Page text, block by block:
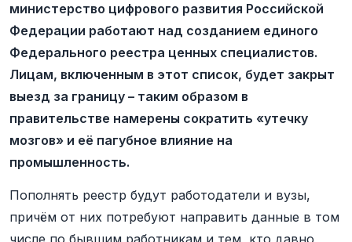
министерство цифрового развития Российской
Федерации работают над созданием единого
Федерального реестра ценных специалистов.
Лицам, включенным в этот список, будет закрыт
выезд за границу – таким образом в
правительстве намерены сократить «утечку
мозгов» и её пагубное влияние на
промышленность.
Пополнять реестр будут работодатели и вузы,
причём от них потребуют направить данные в том
числе по бывшим работникам и тем, кто давно